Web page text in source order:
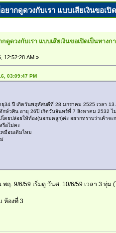
ากดูดวงกับเรา แบบเสียเงินขอเปิ
ดูดวงกับเรา แบบเสียเงินขอเปิดเป็นทางก
12:52:28 AM »
03:09:47 PM
34 ปี เกิดวันพฤหัสบดีที่ 28 มกราคม 2525 เวลา
ษ์วศิน อายุ 26ปี เกิดวันจันทร์ที่ 7 สิงหาคม 2532 ไ
โดยปล่อยให้ท้อง(นอกมดลูก)ค่ะ อยากทราบว่าเค้าจ
รือไม่คะ
หมือนเดิมไหม
ฤ. 9/6/59 เริ่มดู วันศ. 10/6/59 เวลา 3 ทุ่ม
ห้องที่ 3